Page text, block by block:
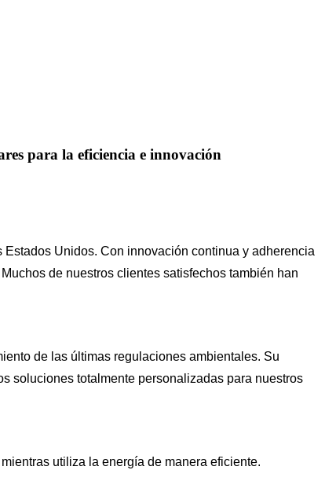
para la eficiencia e innovación
Unidos. Con innovación continua y adherencia
de nuestros clientes satisfechos también han
de las últimas regulaciones ambientales. Su
soluciones totalmente personalizadas para nuestros
utiliza la energía de manera eficiente.